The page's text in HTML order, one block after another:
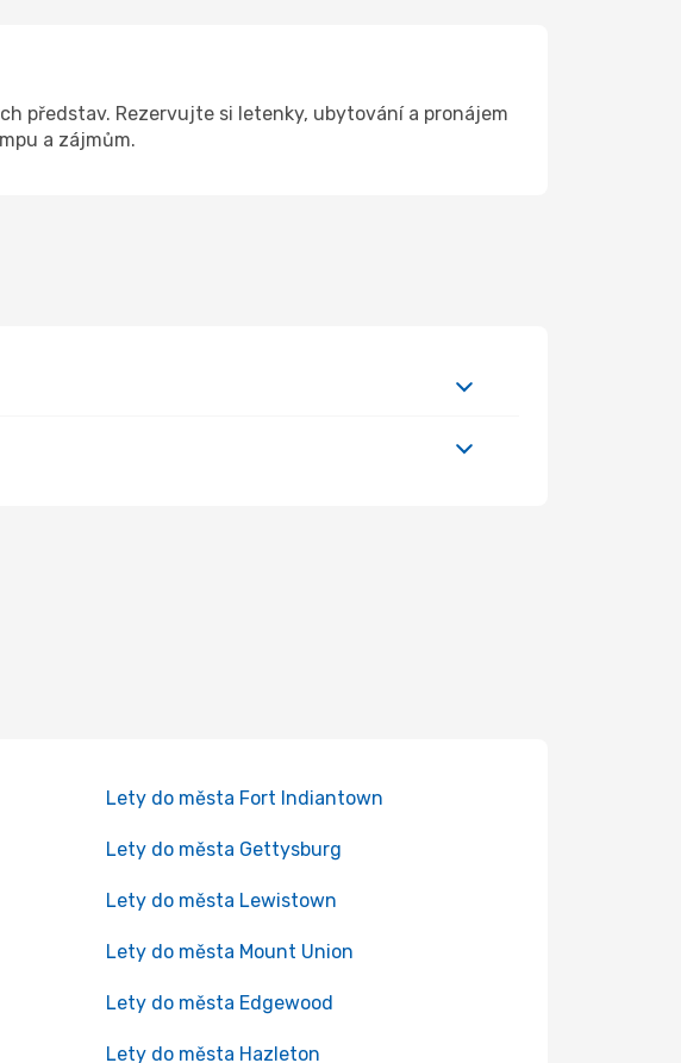
představ. Rezervujte si letenky, ubytování a pronájem
a zájmům.
Lety do města Fort Indiantown
Lety do města Gettysburg
Lety do města Lewistown
Lety do města Mount Union
Lety do města Edgewood
Lety do města Hazleton